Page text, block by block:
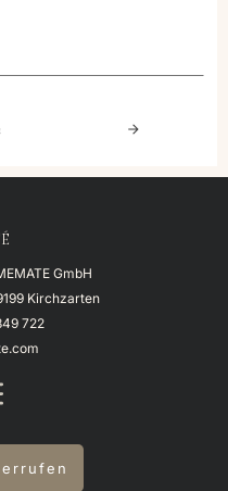
GmbH
Kirchzarten
722